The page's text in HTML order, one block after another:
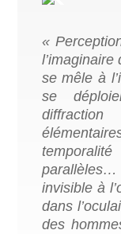
«
l’imaginaire
se mêle à
se
invisible à
dans
des